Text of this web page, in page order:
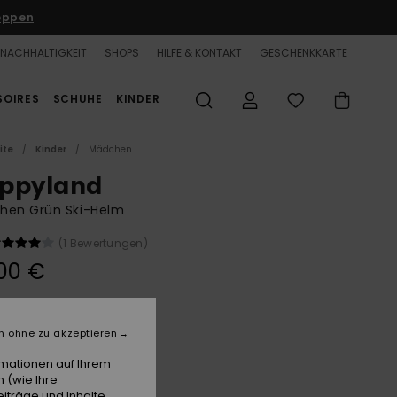
NACHHALTIGKEIT SHOPS HILFE & KONTAKT GESCHENKKARTE
SCHUHE KINDER
Kinder Mädchen
Grün Ski-Helm
(1 Bewertungen)
€
auf Ihrem
(wie Ihre
ohne zu akzeptieren